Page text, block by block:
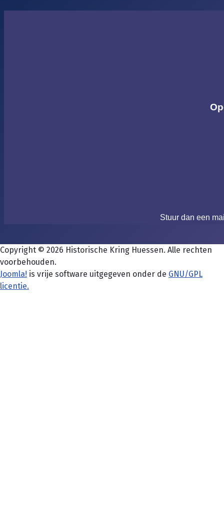
Stuur dan een
Copyright © 2026 Historische Kring Huessen. Alle rechten
voorbehouden.
Joomla! is vrije software uitgegeven onder de GNU/GPL
licentie.